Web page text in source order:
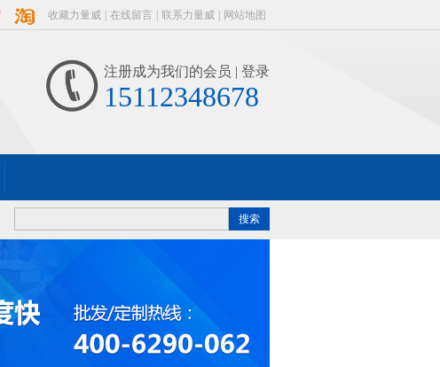
收藏力量威 在线留言 联系力量威 网站地图
注册成为我们的会员 | 登录
15112348678